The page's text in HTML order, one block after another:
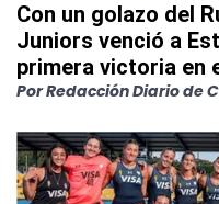
Con un golazo del
Juniors venció a
primera victoria en
PorRedacción Diario de